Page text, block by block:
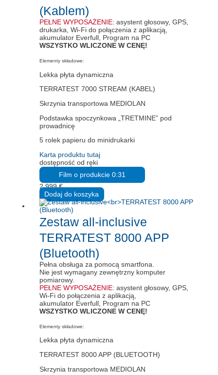
(Kablem)
PEŁNE WYPOSAŻENIE:asystent głosowy, GPS,
drukarka, Wi-Fi do połączenia z aplikacją,
akumulator Everfull, Program na PC
WSZYSTKO WLICZONE W CENĘ!
Elementy składowe:
Lekka płyta dynamiczna
TERRATEST 7000 STREAM (KABEL)
Skrzynia transportowa MEDIOLAN
Podstawka spoczynkowa „TRETMINE” pod
prowadnicę
5 rolek papieru do minidrukarki
Karta produktu tutaj
dostępność od ręki
Film o produkcie 0:31
2.999€
Dodaj do koszyka
Zestaw all-inclusive
TERRATEST 8000 APP
(Bluetooth)
Pełna obsługa za pomocą smartfona.
Nie jest wymagany zewnętrzny komputer
pomiarowy.
PEŁNE WYPOSAŻENIE: asystent głosowy, GPS,
Wi-Fi do połączenia z aplikacją,
akumulator Everfull, Program na PC
WSZYSTKO WLICZONE W CENĘ!
Elementy składowe:
Lekka płyta dynamiczna
TERRATEST 8000 APP (BLUETOOTH)
Skrzynia transportowa MEDIOLAN